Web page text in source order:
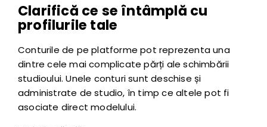
Clarifică ce se întâmplă cu
profilurile tale
Conturile de pe platforme pot reprezenta una
dintre cele mai complicate părți ale schimbării
studioului. Unele conturi sunt deschise și
administrate de studio, în timp ce altele pot fi
asociate direct modelului.